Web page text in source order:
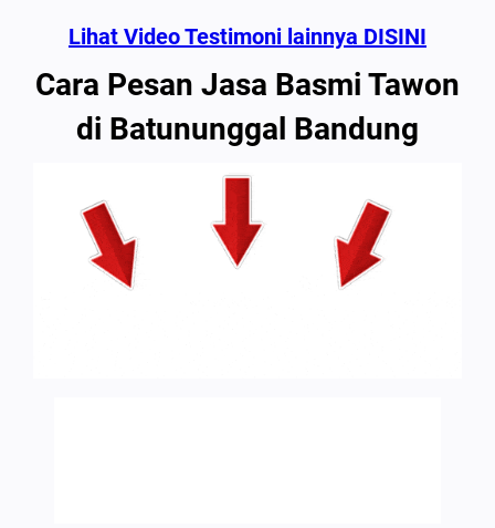
Lihat Video Testimoni lainnya DISINI
Cara Pesan Jasa Basmi Tawon
di Batununggal Bandung